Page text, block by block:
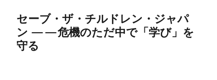
セーブ・ザ・チルドレン・ジャパ
ン ——危機のただ中で「学び」を
守る